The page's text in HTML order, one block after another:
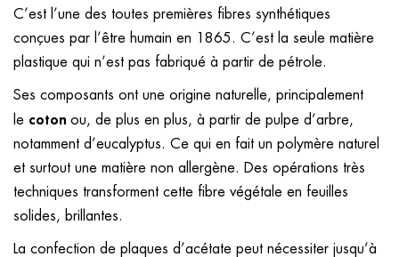
C’est l’une des toutes premières fibres synthétiques
conçues par l’être humain en 1865. C’est la seule matière
plastique qui n’est pas fabriqué à partir de pétrole.
Ses composants ont une origine naturelle, principalement
le coton ou, de plus en plus, à partir de pulpe d’arbre,
notamment d’eucalyptus. Ce qui en fait un polymère naturel
et surtout une matière non allergène. Des opérations très
techniques transforment cette fibre végétale en feuilles
solides, brillantes.
La confection de plaques d’acétate peut nécessiter jusqu’à